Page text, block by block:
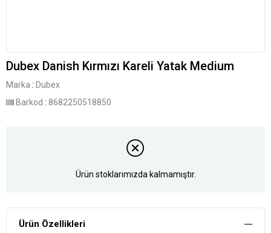
Dubex Danish Kırmızı Kareli Yatak Medium
Marka : Dubex
Barkod : 8682250518850
Ürün stoklarımızda kalmamıştır.
Ürün Özellikleri